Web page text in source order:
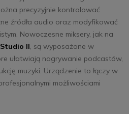
precyzyjnie kontrolować
źródła audio oraz modyfikować
Nowoczesne miksery, jak na
II, są wyposażone w
ułatwiają nagrywanie podcastów,
muzyki. Urządzenie to łączy w
możliwościami